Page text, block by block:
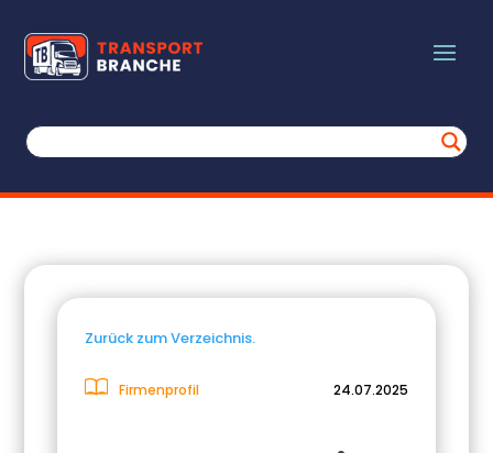
Zurück zum Verzeichnis.
Firmenprofil 24.07.2025